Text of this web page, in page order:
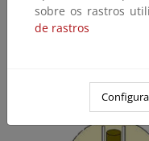
sobre os rastros
de rastros